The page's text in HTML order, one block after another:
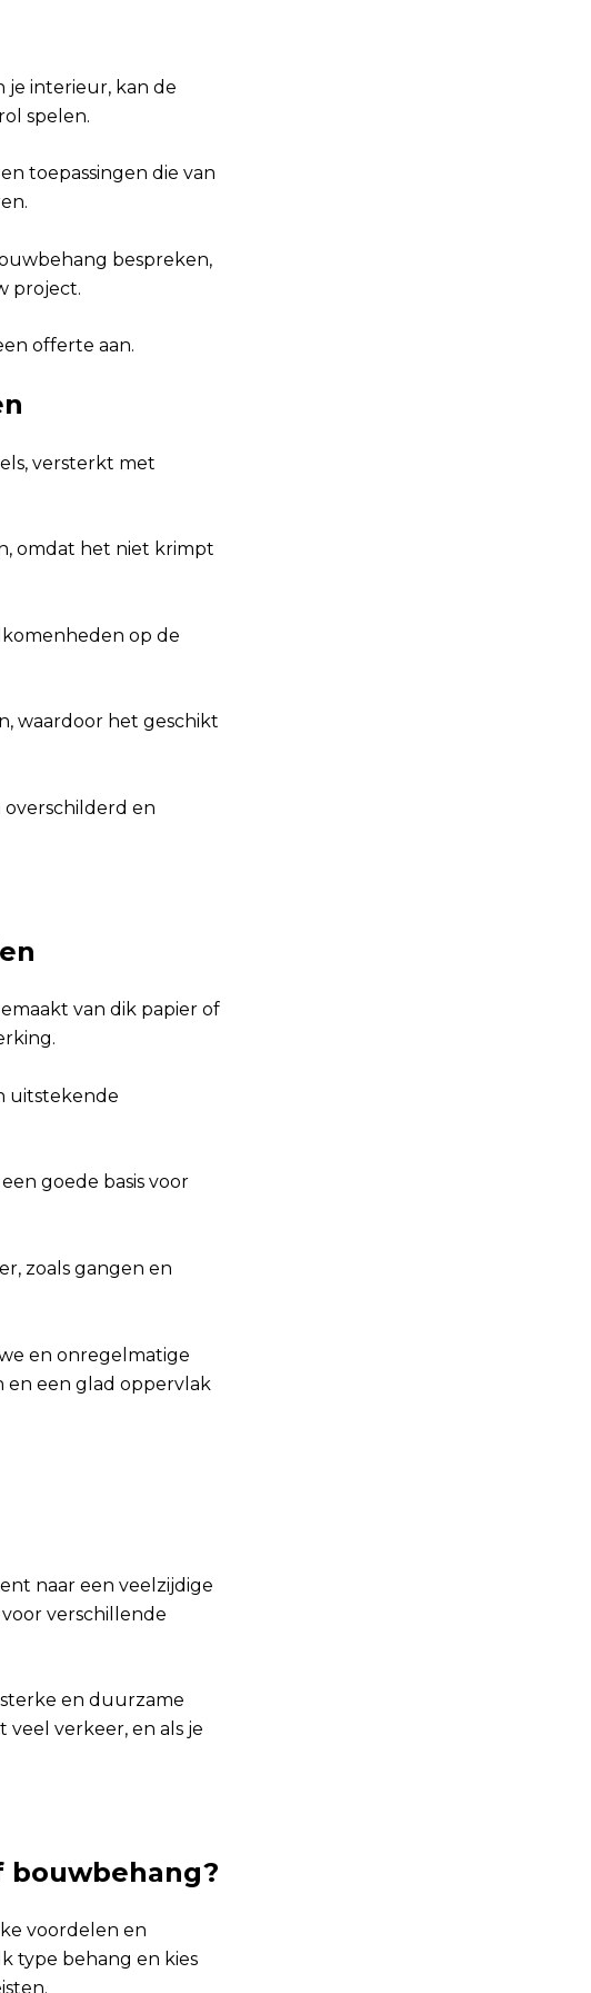
je interieur, kan de
spelen.
toepassingen die van
bespreken,
project.
offerte aan.
versterkt met
omdat het niet krimpt
op de
waardoor het geschikt
en
van dik papier of
uitstekende
goede basis voor
zoals gangen en
en onregelmatige
een glad oppervlak
naar een veelzijdige
verschillende
en duurzame
verkeer, en als je
bouwbehang?
voordelen en
type behang en kies